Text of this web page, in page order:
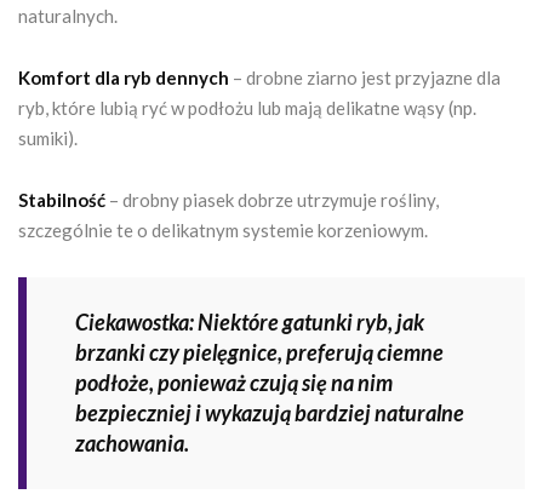
naturalnych.
Komfort dla ryb dennych – drobne ziarno jest przyjazne dla
ryb, które lubią ryć w podłożu lub mają delikatne wąsy (np.
sumiki).
Stabilność – drobny piasek dobrze utrzymuje rośliny,
szczególnie te o delikatnym systemie korzeniowym.
Ciekawostka: Niektóre gatunki ryb, jak
brzanki czy pielęgnice, preferują ciemne
podłoże, ponieważ czują się na nim
bezpieczniej i wykazują bardziej naturalne
zachowania.